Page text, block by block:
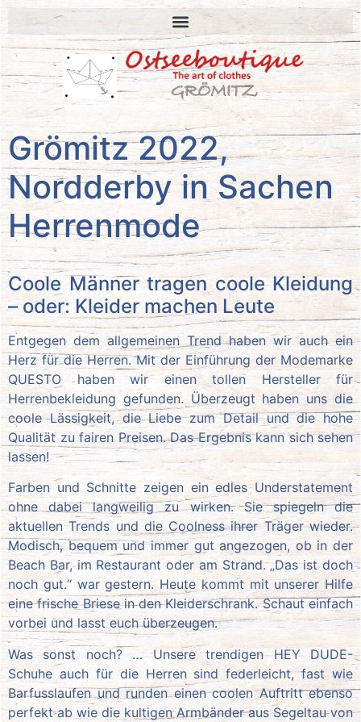
Grömitz 2022,
Nordderby in Sachen
Herrenmode
Coole Männer tragen coole Kleidung
– oder: Kleider machen Leute
Entgegen dem allgemeinen Trend haben wir auch ein
Herz für die Herren. Mit der Einführung der Modemarke
QUESTO haben wir einen tollen Hersteller für
Herrenbekleidung gefunden. Überzeugt haben uns die
coole Lässigkeit, die Liebe zum Detail und die hohe
Qualität zu fairen Preisen. Das Ergebnis kann sich sehen
lassen!
Farben und Schnitte zeigen ein edles Understatement
ohne dabei langweilig zu wirken. Sie spiegeln die
aktuellen Trends und die Coolness ihrer Träger wieder.
Modisch, bequem und immer gut angezogen, ob in der
Beach Bar, im Restaurant oder am Strand. „Das ist doch
noch gut.“ war gestern. Heute kommt mit unserer Hilfe
eine frische Briese in den Kleiderschrank. Schaut einfach
vorbei und lasst euch überzeugen.
Was sonst noch? … Unsere trendigen HEY DUDE-
Schuhe auch für die Herren sind federleicht, fast wie
Barfusslaufen und runden einen coolen Auftritt ebenso
perfekt ab wie die kultigen Armbänder aus Segeltau von